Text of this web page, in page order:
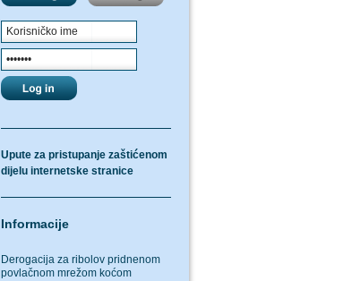
Upute za pristupanje zaštićenom
dijelu internetske stranice
Informacije
Derogacija za ribolov pridnenom
povlačnom mrežom koćom